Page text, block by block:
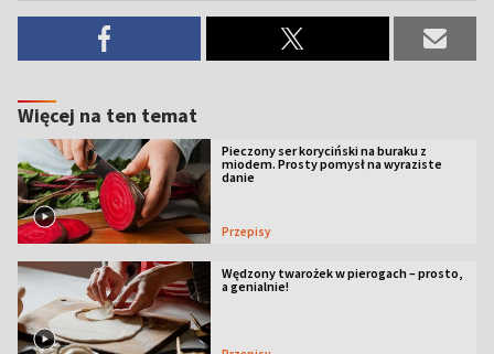
Więcej na ten temat
Pieczony ser koryciński na buraku z
miodem. Prosty pomysł na wyraziste
danie
Przepisy
Wędzony twarożek w pierogach – prosto,
a genialnie!